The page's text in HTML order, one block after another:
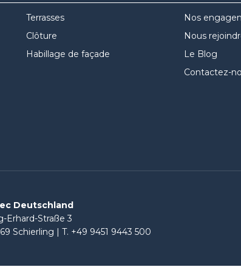
Terrasses
Clôture
Habillage de façade
Nos
Nous
Le Blog
Contactez-
Deutschland
Erhard-Straße 3
Schierling | T. +49 9451 9443 500